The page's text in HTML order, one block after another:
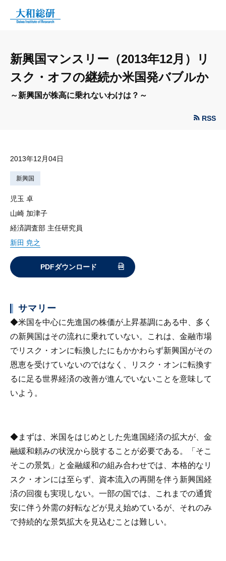
新興国マンスリー（2013年12月）リ
スク・オフの継続か米国発バブルか
～新興国が株高に乗れないわけは？～
RSS
2013年12月04日
新興国
児玉 卓
山崎 加津子
経済調査部 主任研究員
新田 尭之
PDFダウンロード
サマリー
◆米国を中心に先進国の株価が上昇基調にある中、多く
の新興国はその流れに乗れていない。これは、金融市場
でリスク・オンに転換したにもかかわらず新興国がその
恩恵を受けていないのではなく、リスク・オンに転換す
るに足る世界経済の改善が進んでいないことを意味して
いよう。
◆まずは、米国をはじめとした先進国経済の拡大が、金
融緩和頼みの状況から脱することが必要である。「そこ
そこの景気」と金融緩和の組み合わせでは、本格的なリ
スク・オンには至らず、資本流入の再開を伴う新興国経
済の回復も実現しない。一部の国では、これまでの通貨
安に伴う外需の好転などが見え始めているが、それのみ
で持続的な景気拡大を見込むことは難しい。